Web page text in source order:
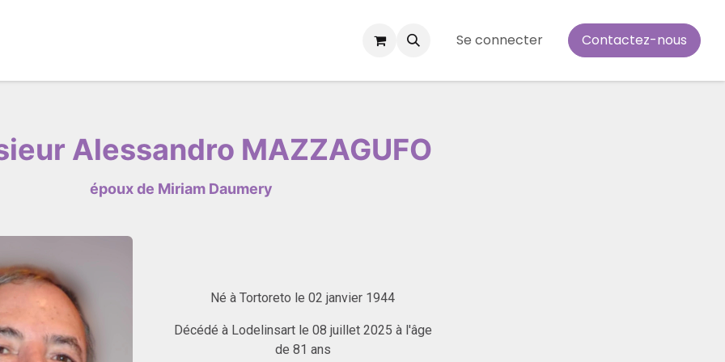
Se connecter Contactez-nous
Alessandro MAZZAGUFO
époux de Miriam Daumery
Né à Tortoreto le 02 janvier 1944
Décédé à Lodelinsart le 08 juillet 2025 à l'âge
de 81 ans